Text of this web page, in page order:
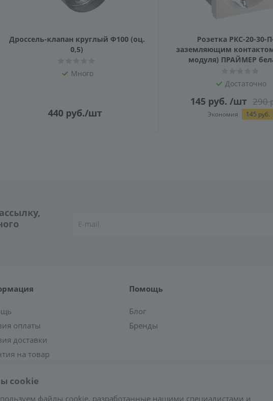
Дроссель-клапан круглый Ф100 (оц.
0,5)
Много
440 руб./шт
Розетка РКС-20-30-
заземляющим
модуля) ПРАЙМЕР
Достаточно
145 руб. /шт 290
Экономия 145 руб.
оплаты
доставки
на товар
Помощь
Блог
Бренды
cookie
файлы cookie, разработанные нашими специалистами и